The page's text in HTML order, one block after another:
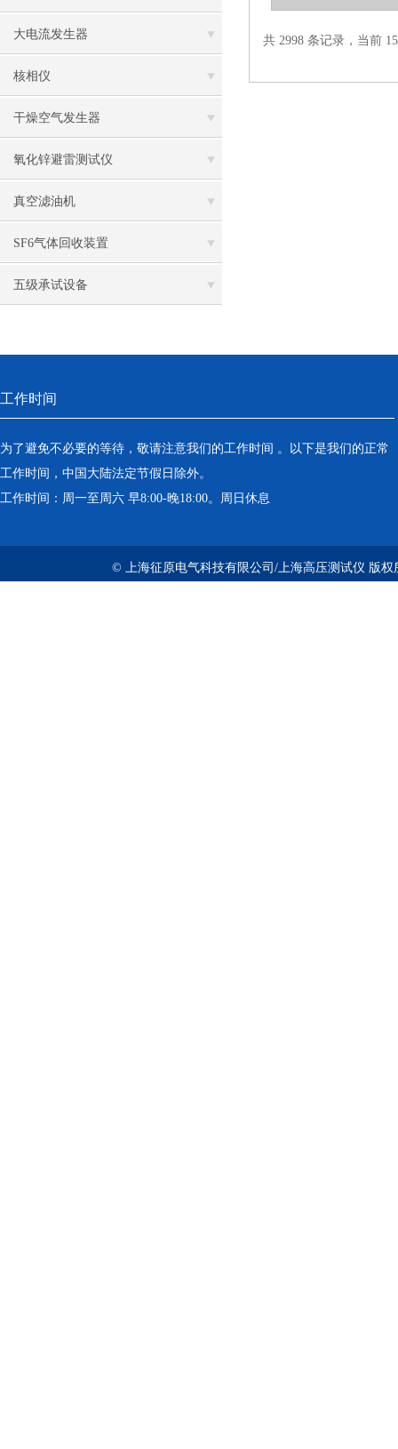
大电流发生器
核相仪
干燥空气发生器
氧化锌避雷测试仪
真空滤油机
SF6气体回收装置
五级承试设备
共 2998 条记录，当前
工作时间
为了避免不必要的等待，敬请注意我们的工作时间 。以下是我们的正常
工作时间，中国大陆法定节假日除外。
工作时间：周一至周六 早8:00-晚18:00。周日休息
© 上海征原电气科技有限公司/上海高压测试仪 版权